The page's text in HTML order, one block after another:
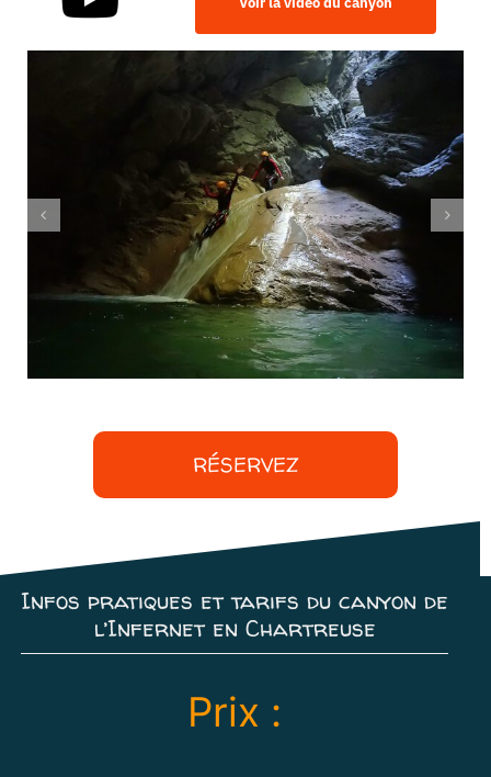
RÉSERVEZ
Infos pratiques et tarifs du canyon de
l’Infernet en Chartreuse
Prix :